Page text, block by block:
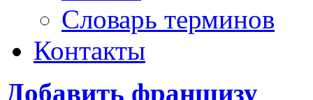
Словарь терминов
Контакты
Добавить франшизу